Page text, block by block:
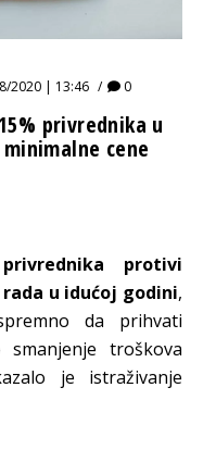
2020 | 13:46 0
privrednika u
minimalne cene
protivi
u idućoj godini,
da prihvati
troškova
je istraživanje